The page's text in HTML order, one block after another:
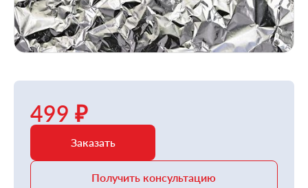
499 ₽
Заказать
Получить консультацию